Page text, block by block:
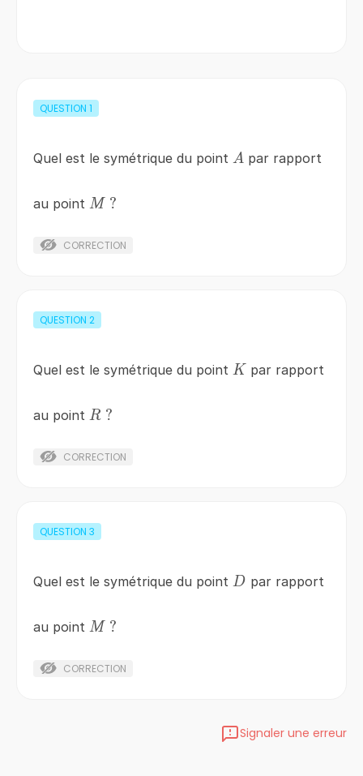
QUESTION 1
Quel est le symétrique du point A
A par rapport
au point M\;?
M ?
CORRECTION
QUESTION 2
Quel est le symétrique du point K
K par rapport
au point R\;?
R ?
CORRECTION
QUESTION 3
Quel est le symétrique du point D
D par rapport
au point M\;?
M ?
CORRECTION
Signaler une erreur